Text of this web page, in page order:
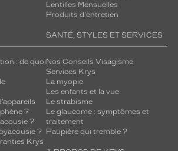
Lentilles Mensuelles
Produits d'entretien
: de quoi
?
?
?
Krys
SANTÉ, STYLES ET SERVICES
Nos Conseils Visagisme
Services Krys
La myopie
Les enfants et la vue
Le strabisme
Le glaucome : symptômes et
traitement
Paupière qui tremble ?